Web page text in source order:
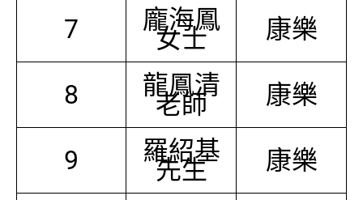
7 龐海鳳
女士 康樂
8 龍鳳清
老師 康樂
9 羅紹基
先生 康樂